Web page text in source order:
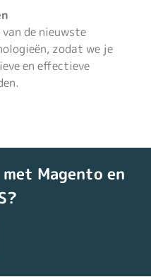
de nieuwste
zodat we je
en effectieve
Magento en